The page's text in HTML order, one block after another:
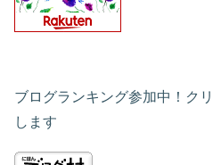
ブログランキング参加中！ク
します